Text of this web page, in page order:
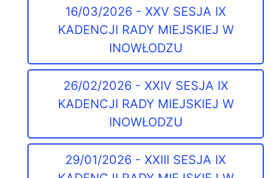
16/03/2026 - XXV SESJA IX
KADENCJI RADY MIEJSKIEJ W
INOWŁODZU
26/02/2026 - XXIV SESJA IX
KADENCJI RADY MIEJSKIEJ W
INOWŁODZU
29/01/2026 - XXIII SESJA IX